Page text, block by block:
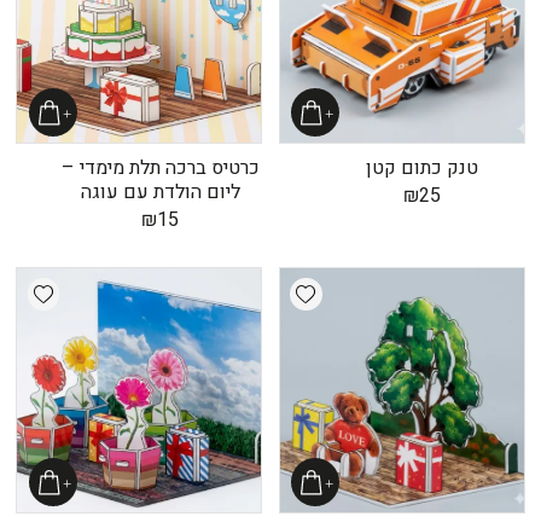
טנק כתום קטן
₪25
כרטיס ברכה תלת מימדי –
ליום הולדת עם עוגה
₪15
Add wishlist